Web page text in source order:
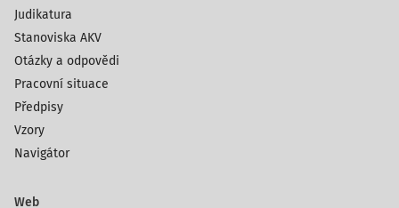
Judikatura
Stanoviska AKV
Otázky a odpovědi
Pracovní situace
Předpisy
Vzory
Navigátor
Web